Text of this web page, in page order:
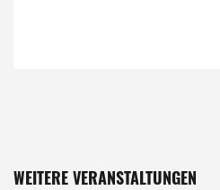
WEITERE VERANSTALTUNGEN